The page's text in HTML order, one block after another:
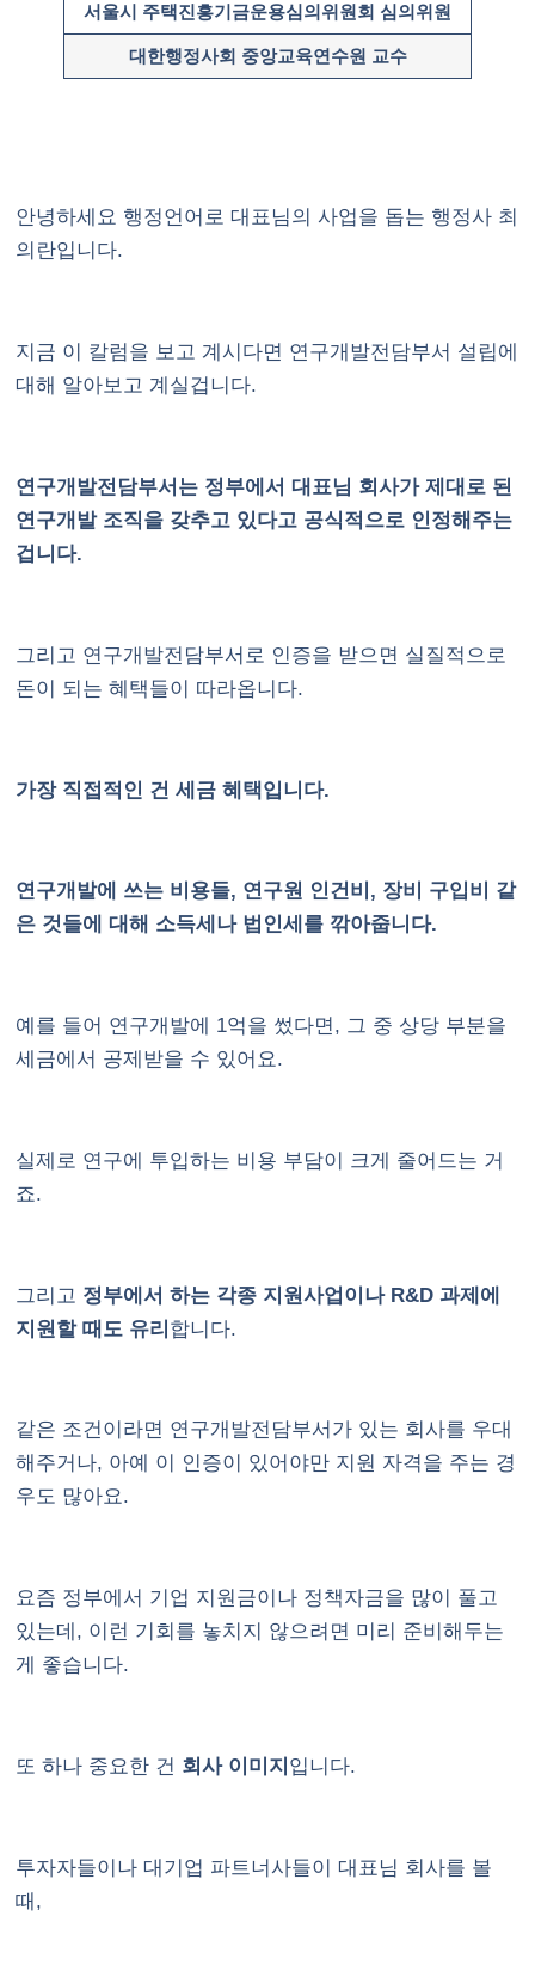
서울시 주택진흥기금운용심의위원회 심의위원
대한행정사회 중앙교육연수원 교수
안녕하세요 행정언어로 대표님의 사업을 돕는 행정사 최
의란입니다.
지금 이 칼럼을 보고 계시다면 연구개발전담부서 설립에
대해 알아보고 계실겁니다.
연구개발전담부서는 정부에서 대표님 회사가 제대로 된
연구개발 조직을 갖추고 있다고 공식적으로 인정해주는
겁니다.
그리고 연구개발전담부서로 인증을 받으면 실질적으로
돈이 되는 혜택들이 따라옵니다.
가장 직접적인 건 세금 혜택입니다.
연구개발에 쓰는 비용들, 연구원 인건비, 장비 구입비 같
은 것들에 대해 소득세나 법인세를 깎아줍니다.
예를 들어 연구개발에 1억을 썼다면, 그 중 상당 부분을
세금에서 공제받을 수 있어요.
실제로 연구에 투입하는 비용 부담이 크게 줄어드는 거
죠.
그리고 정부에서 하는 각종 지원사업이나 R&D 과제에
지원할 때도 유리 합니다.
같은 조건이라면 연구개발전담부서가 있는 회사를 우대
해주거나, 아예 이 인증이 있어야만 지원 자격을 주는 경
우도 많아요.
요즘 정부에서 기업 지원금이나 정책자금을 많이 풀고
있는데, 이런 기회를 놓치지 않으려면 미리 준비해두는
게 좋습니다.
또 하나 중요한 건 회사 이미지 입니다.
투자자들이나 대기업 파트너사들이 대표님 회사를 볼
때,